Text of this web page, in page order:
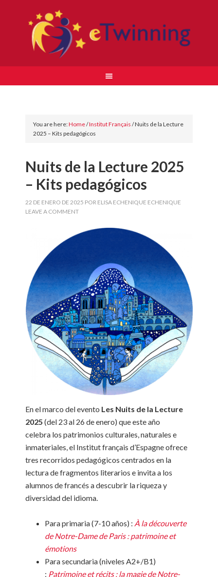
You are here:Home/Institut Français /Nuits de la Lecture
2025 – Kits pedagógicos
Nuits de la Lecture 2025
– Kits pedagógicos
22 DE ENERO DE 2025 POR ELISA ECHENIQUE ECHENIQUE
LEAVE A COMMENT
En el marco del evento Les Nuits de la Lecture
2025 (del 23 al 26 de enero) que este año
celebra los patrimonios culturales, naturales e
inmateriales, el Institut français d’Espagne ofrece
tres recorridos pedagógicos centrados en la
lectura de fragmentos literarios e invita a los
alumnos de francés a descubrir la riqueza y
diversidad del idioma.
Para primaria (7-10 años) : À la découverte
de Notre-Dame de Paris : patrimoine et
émotions
Para secundaria (niveles A2+/B1)
: Patrimoine et récits : la magie de Notre-